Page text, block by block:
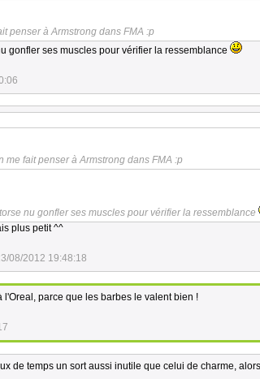
penser à Armstrong dans FMA :p
gonfler ses muscles pour vérifier la ressemblance
me fait penser à Armstrong dans FMA :p
nu gonfler ses muscles pour vérifier la ressemblance
plus petit ^^
08/2012 19:48:18
l'Oreal, parce que les barbes le valent bien !
de temps un sort aussi inutile que celui de charme,